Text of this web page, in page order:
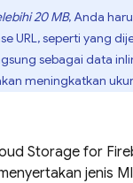
20 MB, Anda
URL, seperti yang
sebagai data
meningkatkan
Storage for
jenis